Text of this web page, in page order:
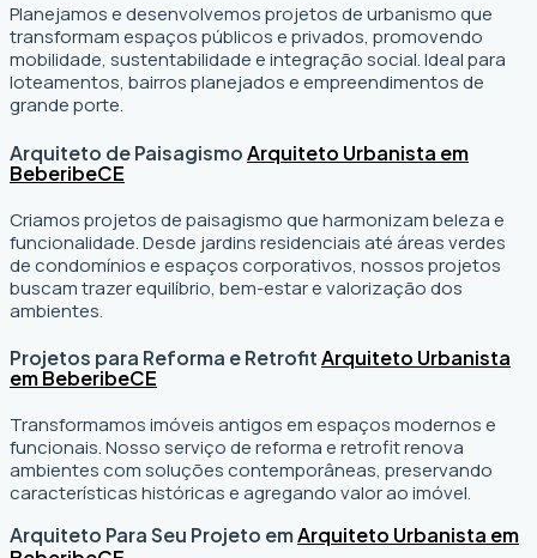
Planejamos e desenvolvemos projetos de urbanismo que
transformam espaços públicos e privados, promovendo
mobilidade, sustentabilidade e integração social. Ideal para
loteamentos, bairros planejados e empreendimentos de
grande porte.
Arquiteto de PaisagismoArquiteto Urbanista em
BeberibeCE
Criamos projetos de paisagismo que harmonizam beleza e
funcionalidade. Desde jardins residenciais até áreas verdes
de condomínios e espaços corporativos, nossos projetos
buscam trazer equilíbrio, bem-estar e valorização dos
ambientes.
Projetos para Reforma e RetrofitArquiteto Urbanista
em BeberibeCE
Transformamos imóveis antigos em espaços modernos e
funcionais. Nosso serviço de reforma e retrofit renova
ambientes com soluções contemporâneas, preservando
características históricas e agregando valor ao imóvel.
Arquiteto Para Seu Projeto emArquiteto Urbanista em